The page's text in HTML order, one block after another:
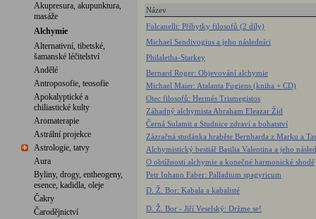
Akupresura, akupunktura,
masáže
Alchymie
Alternativní, tibetské,
šamanské léčitelství
Andělé
Antroposofie, teosofie
Apokalyptické a
chiliastické kulty
Aromaterapie
Astrální projekce
Astrologie, tatvy
Aura
Byliny, drogy, entheogeny,
esence, kadidla, oleje
Čakry
Čarodějnictví
Název
Fulcanelli: Příbytky filosofů (2 díly)
Michael Sendivogius a jeho následníci
Philaletha-Starkey
Bernard Roger: Objevování alchymie
Michael Maier: Atalanta Fugiens (kniha + CD)
Otec filosofů: Hermés Trismegistos
Záhadný alchymista Abraham Eleazar Žid
Černá Sulamit a Studnice zdraví a bohatství
Zázračná studánka hraběte Bernharda z Marku a
Alchymistický bestiář Basilia Valentina a jeho
O obtížnosti alchymie a konečné harmonické shodě
Petr Iohann Faber: Palladium spagyricum
D. Ž. Bor: Kabala a kabalisté
D. Ž. Bor - Jiří Veselský: Držme se!